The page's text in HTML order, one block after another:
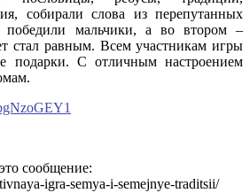
собирали слова из перепутанных
мальчики, а во втором –
стал равным. Всем участникам игры
подарки. С отличным настроением
сообщение:
igra-semya-i-semejnye-traditsii/